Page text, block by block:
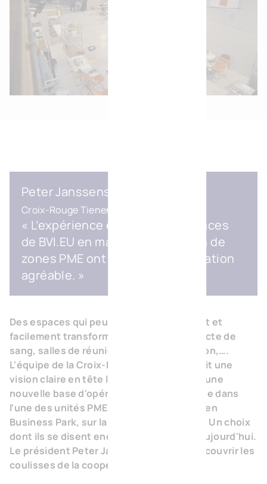
« L’expérience et les connaissances
de BVI.EU en matière de création de
zones PME ont rendu la collaboration
agréable. »
Peter Janssens
Croix-Rouge Tienen
Des espaces qui peuvent être rapidement et
facilement transformés en salles de collecte de
sang, salles de réunion, salles de réception,….
L'équipe de la Croix-Rouge de Tienen avait une
vision claire en tête lorsqu'elle cherchait une
nouvelle base d'opérations. Elle l'a trouvée dans
l'une des unités PME du Drie Tommen Green
Business Park, sur la Bietenweg à Tienen. Un choix
dont ils se disent encore très satisfaits aujourd'hui.
Le président Peter Janssens nous fait découvrir les
coulisses de la coopération avec BVI.EU.